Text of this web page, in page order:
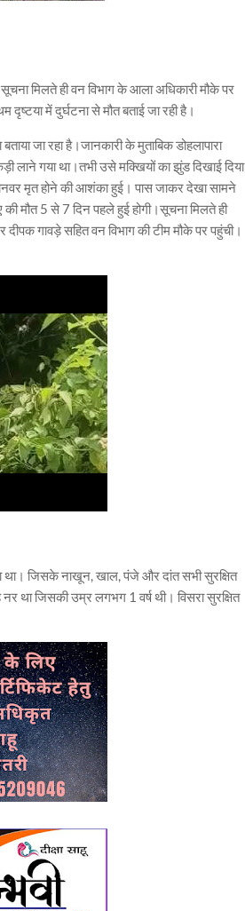
मिलते ही वन विभाग के आला अधिकारी मौके पर
दृष्टया में दुर्घटना से मौत बताई जा रही है।
जा रहा है।जानकारी के मुताबिक डोहलापारा
लाने गया था।तभी उसे मक्खियों का झुंड दिखाई दिया
मृत होने की आशंका हुई। पास जाकर देखा सामने
मौत 5 से 7 दिन पहले हुई होगी।सूचना मिलते ही
गावड़े सहित वन विभाग की टीम मौके पर पहुंची।
था। जिसके नाखून, खाल, पंजे और दांत सभी सुरक्षित
था जिसकी उम्र लगभग 1 वर्ष थी। विसरा सुरक्षित